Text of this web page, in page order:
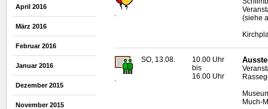
April 2016
März 2016
Februar 2016
Januar 2016
Dezember 2015
November 2015
.
(siehe
SO, 13.08.
10.00 Uhr
bis
16.00 Uhr
Much-